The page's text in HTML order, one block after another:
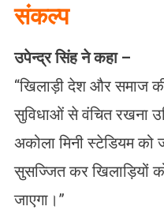
संकल्प
उपेन्द्र सिंह ने कहा –
“खिलाड़ी देश और समाज
सुविधाओं से वंचित रखना
अकोला मिनी स्टेडियम
सुसज्जित कर खिलाड़ियों
जाएगा।”